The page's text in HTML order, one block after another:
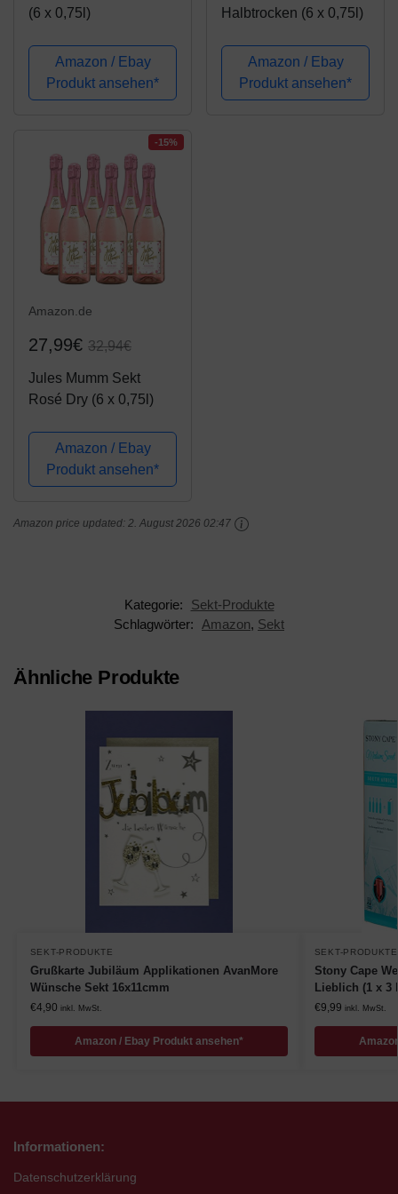
(6 x 0,75l)
Amazon / Ebay
Produkt ansehen*
Halbtrocken (6 x 0,75l)
Amazon / Ebay
Produkt ansehen*
-15%
Amazon.de
27,99€ 32,94€
Jules Mumm Sekt
Rosé Dry (6 x 0,75l)
Amazon / Ebay
Produkt ansehen*
Amazon price updated: 2. August 2026 02:47
Kategorie:
Sekt-Produkte
Schlagwörter:
Amazon, Sekt
Ähnliche Produkte
SEKT-PRODUKTE
Grußkarte Jubiläum Applikationen AvanMore
Wünsche Sekt 16x11cmm
€4,90 inkl. MwSt.
Amazon / Ebay Produkt ansehen*
SEKT-PRODUKTE
Stony Cape
Lieblich (1 x 3
€9,99 inkl. MwSt.
Informationen:
Datenschutzerklärung